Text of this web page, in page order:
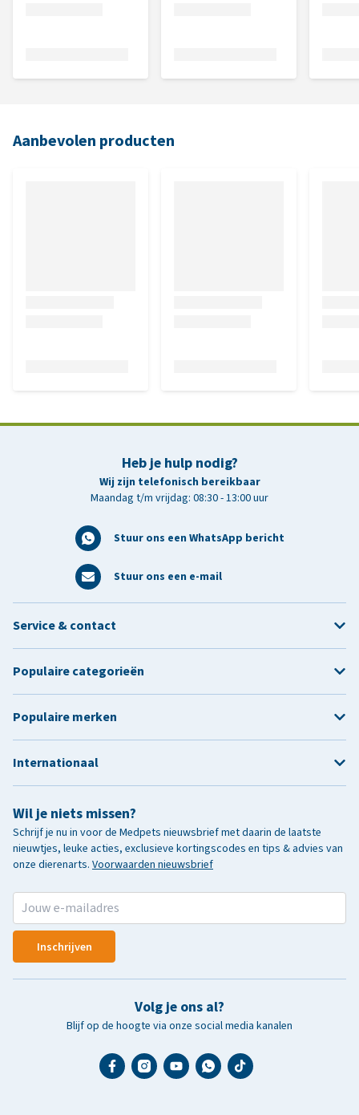
Aanbevolen producten
Heb je hulp nodig?
Wij zijn telefonisch bereikbaar
Maandag t/m vrijdag: 08:30 - 13:00 uur
Stuur ons een WhatsApp bericht
Stuur ons een e-mail
Wil je niets missen?
Schrijf je nu in voor de Medpets nieuwsbrief met daarin de laatste
nieuwtjes, leuke acties, exclusieve kortingscodes en tips & advies van
onze dierenarts. Voorwaarden nieuwsbrief
Inschrijven
Volg je ons al?
Blijf op de hoogte via onze social media kanalen
Service & contact
Populaire categorieën
Populaire merken
Internationaal